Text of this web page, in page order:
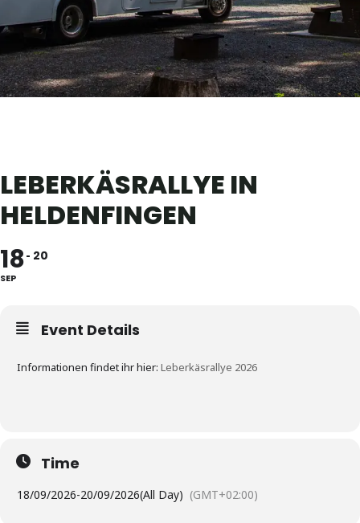
LEBERKÄSRALLYE IN
HELDENFINGEN
18
SEP
20
Event Details
Informationen findet ihr hier: Leberkäsrallye 2026
Time
18/09/2026-20/09/2026(All Day) (GMT+02:00)